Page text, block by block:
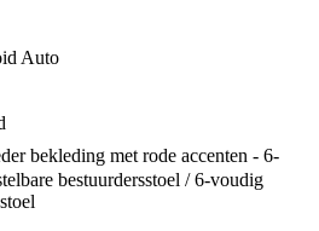
Auto
bekleding met rode accenten - 6-
bestuurdersstoel / 6-voudig